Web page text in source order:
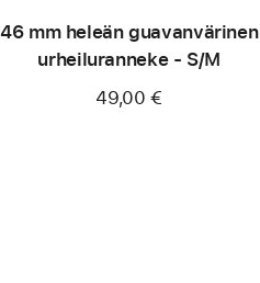
46 mm heleän guavan­värinen
urheiluranneke - S/M
49,00 €